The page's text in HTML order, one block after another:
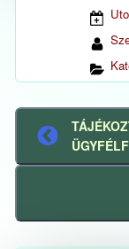
Előző
bejegyzés